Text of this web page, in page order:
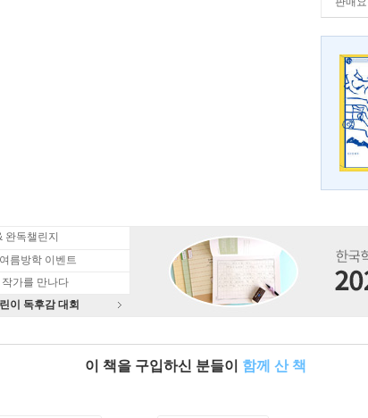
완독챌린지
름방학 이벤트
가를 만나다
이 독후감 대회
이 책을 구입하신 분들이 함께 산 책